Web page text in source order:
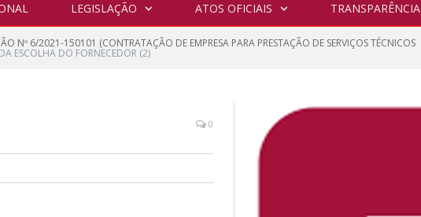
LEGISLAÇÃO ATOS OFICIAIS TRANSPARÊNCIA
Nº 6/2021-150101 (CONTRATAÇÃO DE EMPRESA PARA PRESTAÇÃO DE SERVIÇOS TÉCNICOS
ESCOLHA DO FORNECEDOR (2)
0